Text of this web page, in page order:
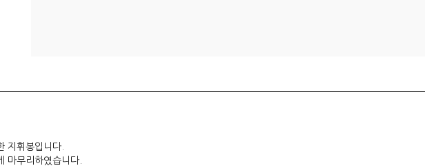
지휘봉입니다.
마무리하였습니다.